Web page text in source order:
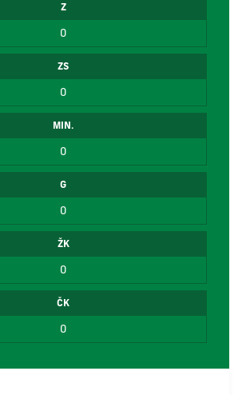
Z
0
ZS
0
MIN.
0
G
0
ŽK
0
ČK
0